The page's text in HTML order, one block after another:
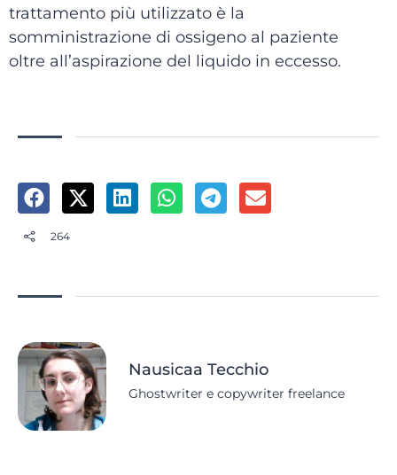
trattamento più utilizzato è la
somministrazione di ossigeno al paziente
oltre all’aspirazione del liquido in eccesso.
264
Nausicaa Tecchio
Ghostwriter e copywriter freelance